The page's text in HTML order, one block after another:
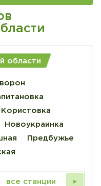
области
Користовка
Новоукраинка
Предбужье
все станции